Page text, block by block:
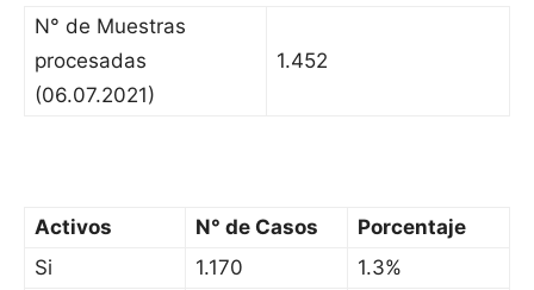
N° de Muestras
procesadas
(06.07.2021)
1.452
Activos N° de Casos
Porcentaje
Si
1.170
1.3%